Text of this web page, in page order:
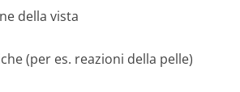
della vista
(per es. reazioni della pelle)